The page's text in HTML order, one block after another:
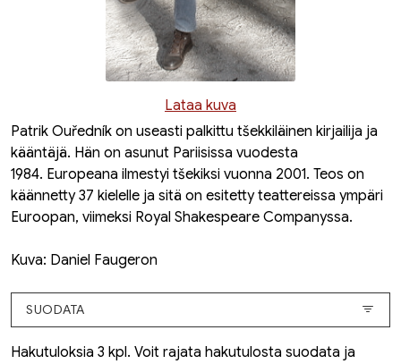
Lataa kuva
Patrik Ouředník on useasti palkittu tšekkiläinen kirjailija ja
kääntäjä. Hän on asunut Pariisissa vuodesta
1984. Europeana ilmestyi tšekiksi vuonna 2001. Teos on
käännetty 37 kielelle ja sitä on esitetty teattereissa ympäri
Euroopan, viimeksi Royal Shakespeare Companyssa.
Kuva: Daniel Faugeron
SUODATA
Hakutuloksia 3 kpl. Voit rajata hakutulosta suodata ja